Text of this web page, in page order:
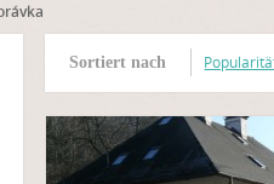
Sortiert nach